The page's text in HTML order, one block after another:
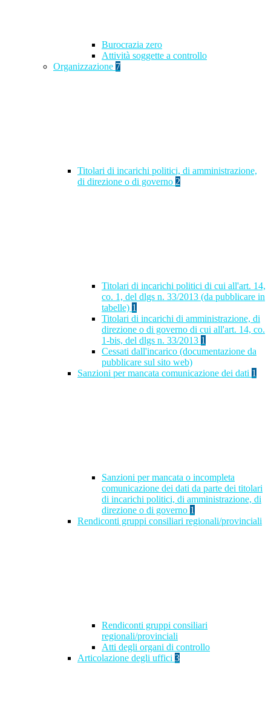
Burocrazia zero
Attività soggette a controllo
Organizzazione 7
Titolari di incarichi politici, di amministrazione,
di direzione o di governo 2
Titolari di incarichi politici di cui all'art. 14,
co. 1, del dlgs n. 33/2013 (da pubblicare in
tabelle) 1
Titolari di incarichi di amministrazione, di
direzione o di governo di cui all'art. 14, co.
1-bis, del dlgs n. 33/2013 1
Cessati dall'incarico (documentazione da
pubblicare sul sito web)
Sanzioni per mancata comunicazione dei dati 1
Sanzioni per mancata o incompleta
comunicazione dei dati da parte dei titolari
di incarichi politici, di amministrazione, di
direzione o di governo 1
Rendiconti gruppi consiliari regionali/provinciali
Rendiconti gruppi consiliari
regionali/provinciali
Atti degli organi di controllo
Articolazione degli uffici 3